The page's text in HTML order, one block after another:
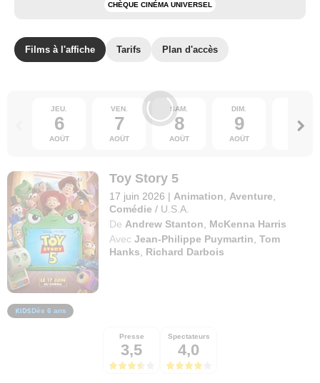
CHÈQUE CINÉMA UNIVERSEL
Films à l'affiche Tarifs Plan d'accès
JEU.
6
AOÛT
VEN.
7
AOÛT
SAM.
8
AOÛT
DIM.
9
AOÛT
10
Toy Story 5
17 juin 2026 | Animation Aventure
Comédie / U.S.A.
De Andrew Stanton
McKenna Harris
Avec Jean-Philippe Puymartin ,Tom
Hanks
Richard Darbois
Dès 6 ans
Presse
3,5
Spectateurs
4,0